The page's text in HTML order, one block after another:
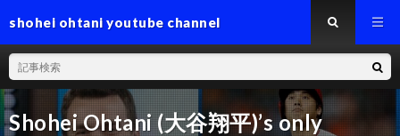
shohei ohtani youtube channel
Shohei Ohtani (大谷翔平)’s only